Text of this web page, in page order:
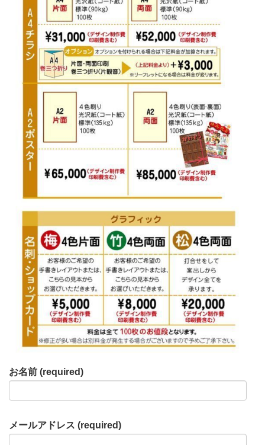
お名前 (required)
メールアドレス (required)